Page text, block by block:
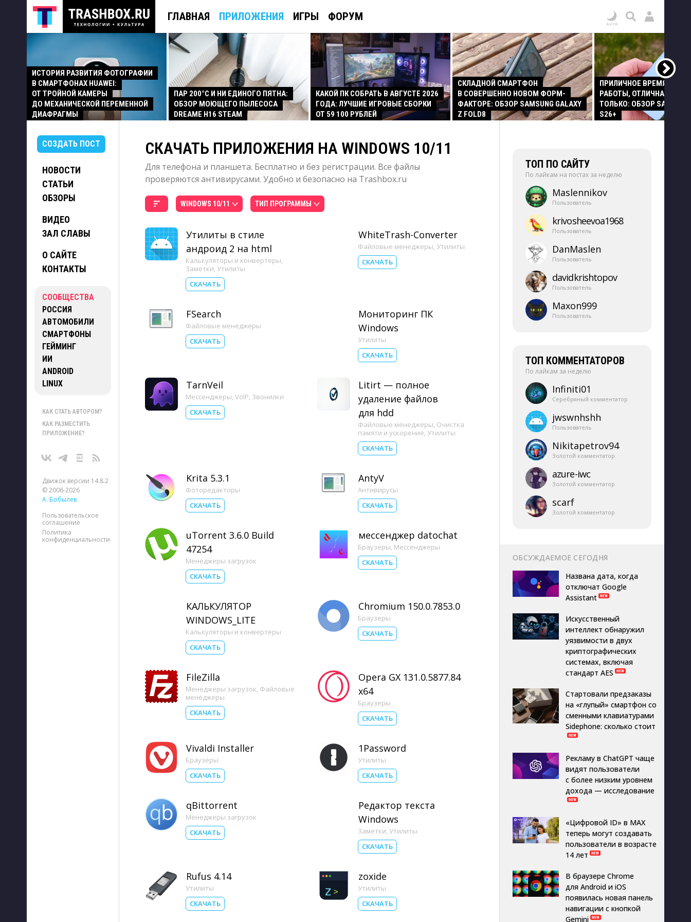
ГЛАВНАЯ ПРИЛОЖЕНИЯ ИГРЫ ФОРУМ
ИСТОРИЯ РАЗВИТИЯ ФОТОГРАФИИ
В СМАРТФОНАХ HUAWEI:
ОТ ТРОЙНОЙ КАМЕРЫ
ДО МЕХАНИЧЕСКОЙ ПЕРЕМЕННОЙ
ДИАФРАГМЫ
ПАР 200°C И НИ ЕДИНОГО ПЯТНА:
ОБЗОР МОЮЩЕГО ПЫЛЕСОСА
DREAME H16 STEAM
КАКОЙ ПК СОБРАТЬ В АВГУСТЕ 2026
ГОДА: ЛУЧШИЕ ИГРОВЫЕ СБОРКИ
ОТ 59 100 РУБЛЕЙ
СКЛАДНОЙ СМАРТФОН
В СОВЕРШЕННО НОВОМ ФОРМ-
ФАКТОРЕ: ОБЗОР SAMSUNG GALAXY
Z FOLD8
ПРИЛИЧНОЕ ВРЕМЯ
РАБОТЫ, ОТЛИЧНАЯ
ТОЛЬКО: ОБЗОР SAMSUNG
S26+
СОЗДАТЬ ПОСТ
НОВОСТИ
СТАТЬИ
ОБЗОРЫ
ВИДЕО
ЗАЛ СЛАВЫ
О САЙТЕ
КОНТАКТЫ
СООБЩЕСТВА
РОССИЯ
АВТОМОБИЛИ
СМАРТФОНЫ
ГЕЙМИНГ
ИИ
ANDROID
LINUX
КАК СТАТЬ АВТОРОМ?
КАК РАЗМЕСТИТЬ
ПРИЛОЖЕНИЕ?
Движок версии 14.8.2
© 2006-2026
А. Бобылев
Пользовательское
соглашение
Политика
конфиденциальности
СКАЧАТЬ ПРИЛОЖЕНИЯ НА WINDOWS 10/11
Для телефона и планшета. Бесплатно и без регистрации. Все файлы
проверяются антивирусами. Удобно и безопасно на Trashbox.ru
WINDOWS 10/11 ТИП ПРОГРАММЫ
Утилиты в стиле
андроид 2 на html
Калькуляторы и конвертеры,
Заметки, Утилиты
СКАЧАТЬ
WhiteTrash-Converter
Файловые менеджеры, Утилиты
СКАЧАТЬ
FSearch
Файловые менеджеры
СКАЧАТЬ
Мониторинг ПК
Windows
Утилиты
СКАЧАТЬ
TarnVeil
Мессенджеры, VoIP, Звонилки
СКАЧАТЬ
Litirt — полное
удаление файлов
для hdd
Файловые менеджеры, Очистка
памяти и ускорение, Утилиты
СКАЧАТЬ
Krita 5.3.1
Фоторедакторы
СКАЧАТЬ
AntyV
Антивирусы
СКАЧАТЬ
uTorrent 3.6.0 Build
47254
Менеджеры загрузок
СКАЧАТЬ
мессенджер datochat
Браузеры, Мессенджеры
СКАЧАТЬ
КАЛЬКУЛЯТОР
WINDOWS_LITE
Калькуляторы и конвертеры
СКАЧАТЬ
Chromium 150.0.7853.0
Браузеры
СКАЧАТЬ
FileZilla
Менеджеры загрузок, Файловые
менеджеры
СКАЧАТЬ
Opera GX 131.0.5877.84
x64
Браузеры
СКАЧАТЬ
Vivaldi Installer
Браузеры
СКАЧАТЬ
1Password
Утилиты
СКАЧАТЬ
qBittorrent
Менеджеры загрузок
СКАЧАТЬ
Редактор текста
Windows
Заметки, Утилиты
СКАЧАТЬ
Rufus 4.14
Утилиты
СКАЧАТЬ
zoxide
Утилиты
СКАЧАТЬ
ТОП ПО САЙТУ
По лайкам на постах за неделю
Maslennikov
Пользователь
krivosheevoa1968
Пользователь
DanMaslen
Пользователь
davidkrishtopov
Пользователь
Maxon999
Пользователь
ТОП КОММЕНТАТОРОВ
По лайкам за неделю
Infiniti01
Серебряный комментатор
jwswnhshh
Пользователь
Nikitapetrov94
Золотой комментатор
azure-​iwc
Золотой комментатор
scarf
Золотой комментатор
ОБСУЖДАЕМОЕ СЕГОДНЯ
Названа дата, когда
отключат Google
Assistant
Искусственный
интеллект обнаружил
уязвимости в двух
криптографических
системах, включая
стандарт AES
Стартовали предзаказы
на «глупый» смартфон со
сменными клавиатурами
Sidephone: сколько стоит
Рекламу в ChatGPT чаще
видят пользователи
с более низким уровнем
дохода — исследование
«Цифровой ID» в MAX
теперь могут создавать
пользователи в возрасте
14 лет
В браузере Chrome
для Android и iOS
появилась новая панель
навигации с кнопкой
Gemini